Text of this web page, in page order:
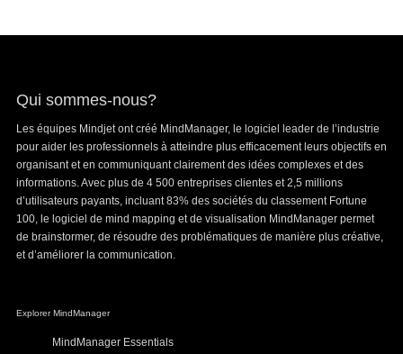
Qui sommes-nous?
Les équipes Mindjet ont créé MindManager, le logiciel leader de l’industrie
pour aider les professionnels à atteindre plus efficacement leurs objectifs en
organisant et en communiquant clairement des idées complexes et des
informations. Avec plus de 4 500 entreprises clientes et 2,5 millions
d’utilisateurs payants, incluant 83% des sociétés du classement Fortune
100, le logiciel de mind mapping et de visualisation MindManager permet
de brainstormer, de résoudre des problématiques de manière plus créative,
et d’améliorer la communication.
Explorer MindManager
MindManager Essentials